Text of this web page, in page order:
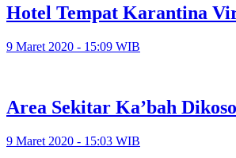
Hotel Tempat Karantina
9 Maret 2020 - 15:09 WIB
Area Sekitar Ka’bah
9 Maret 2020 - 15:03 WIB